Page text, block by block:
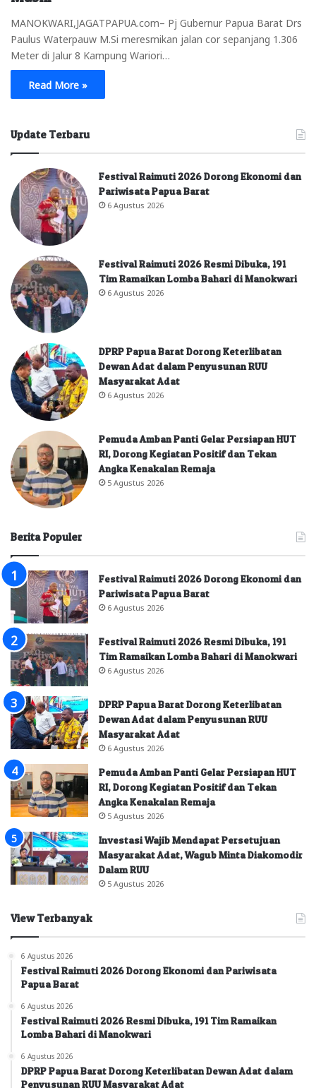
MANOKWARI,JAGATPAPUA.com– Pj Gubernur Papua Barat Drs
Paulus Waterpauw M.Si meresmikan jalan cor sepanjang 1.306
Meter di Jalur 8 Kampung Wariori…
Read More »
Update Terbaru
Festival Raimuti 2026 Dorong Ekonomi dan
Pariwisata Papua Barat
6 Agustus 2026
Festival Raimuti 2026 Resmi Dibuka, 191
Tim Ramaikan Lomba Bahari di Manokwari
6 Agustus 2026
DPRP Papua Barat Dorong Keterlibatan
Dewan Adat dalam Penyusunan RUU
Masyarakat Adat
6 Agustus 2026
Pemuda Amban Panti Gelar Persiapan HUT
RI, Dorong Kegiatan Positif dan Tekan
Angka Kenakalan Remaja
5 Agustus 2026
Berita Populer
Festival Raimuti 2026 Dorong Ekonomi dan
Pariwisata Papua Barat
6 Agustus 2026
Festival Raimuti 2026 Resmi Dibuka, 191
Tim Ramaikan Lomba Bahari di Manokwari
6 Agustus 2026
DPRP Papua Barat Dorong Keterlibatan
Dewan Adat dalam Penyusunan RUU
Masyarakat Adat
6 Agustus 2026
Pemuda Amban Panti Gelar Persiapan HUT
RI, Dorong Kegiatan Positif dan Tekan
Angka Kenakalan Remaja
5 Agustus 2026
Investasi Wajib Mendapat Persetujuan
Masyarakat Adat, Wagub Minta Diakomodir
Dalam RUU
5 Agustus 2026
View Terbanyak
6 Agustus 2026
Festival Raimuti 2026 Dorong Ekonomi dan Pariwisata
Papua Barat
6 Agustus 2026
Festival Raimuti 2026 Resmi Dibuka, 191 Tim Ramaikan
Lomba Bahari di Manokwari
6 Agustus 2026
DPRP Papua Barat Dorong Keterlibatan Dewan Adat dalam
Penyusunan RUU Masyarakat Adat